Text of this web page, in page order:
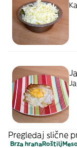
Pregledaj slične
Brza hranaRoštilj